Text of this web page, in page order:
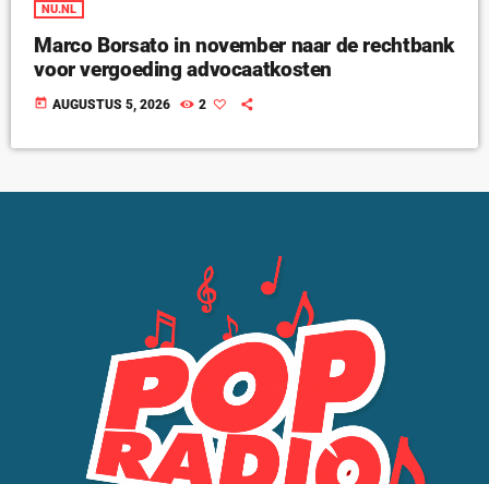
NU.NL
Marco Borsato in november naar de rechtbank
voor vergoeding advocaatkosten
today AUGUSTUS 5, 2026 2